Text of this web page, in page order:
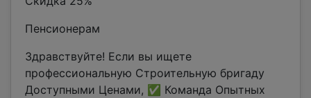
Пенсионерам
Здравствуйте! Если вы ищете
профессиональную Строительную бригаду
Доступными Ценами, ✅ Команда Опытных